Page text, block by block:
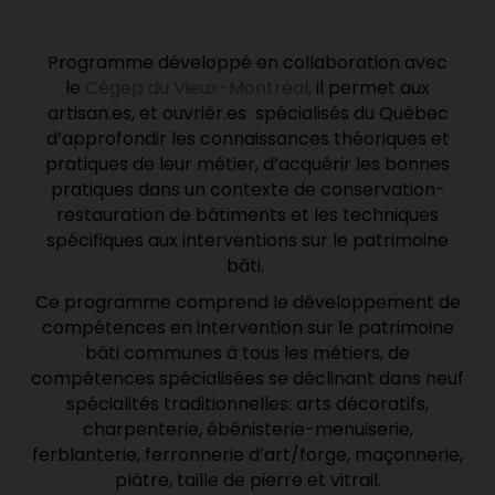
Programme développé en collaboration avec
le
il permet aux
artisan.es, et ouvrièr.es spécialisés du Québec
d’approfondir les connaissances théoriques et
pratiques de leur métier, d’acquérir les bonnes
pratiques dans un contexte de conservation-
restauration de bâtiments et les techniques
spécifiques aux interventions sur le patrimoine
bâti.
Ce programme comprend le développement de
compétences en intervention sur le patrimoine
bâti communes à tous les métiers, de
compétences spécialisées se déclinant dans neuf
spécialités traditionnelles: arts décoratifs,
charpenterie, ébénisterie-menuiserie,
ferblanterie, ferronnerie d’art/forge, maçonnerie,
plâtre, taille de pierre et vitrail.